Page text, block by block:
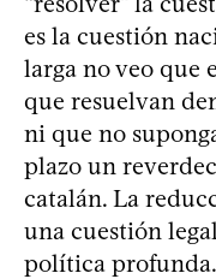
es la cuestión
larga no veo que
que resuelvan
ni que no
plazo un
catalán. La
una cuestión
política